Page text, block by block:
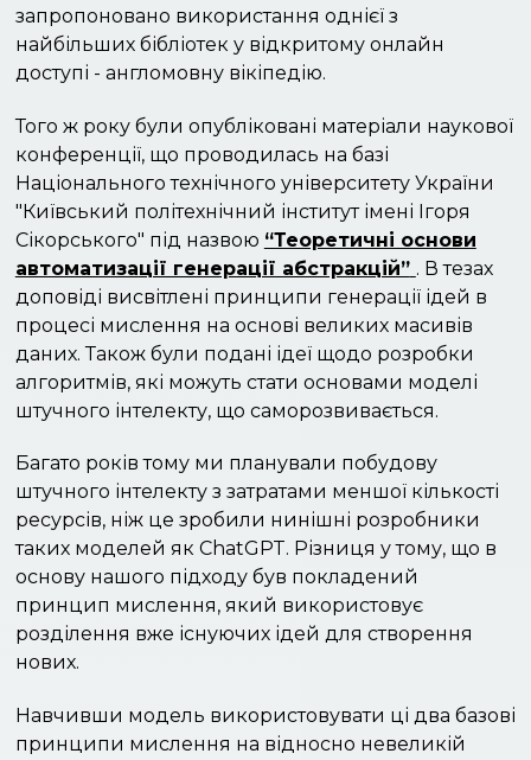
запропоновано використання однієї з
найбільших бібліотек у відкритому онлайн
доступі - англомовну вікіпедію.
Того ж року були опубліковані матеріали наукової
конференції, що проводилась на базі
Національного технічного університету України
"Київський політехнічний інститут імені Ігоря
Сікорського" під назвою “Теоретичні основи
автоматизації генерації абстракцій” . В тезах
доповіді висвітлені принципи генерації ідей в
процесі мислення на основі великих масивів
даних. Також були подані ідеї щодо розробки
алгоритмів, які можуть стати основами моделі
штучного інтелекту, що саморозвивається.
Багато років тому ми планували побудову
штучного інтелекту з затратами меншої кількості
ресурсів, ніж це зробили нинішні розробники
таких моделей як ChatGPT. Різниця у тому, що в
основу нашого підходу був покладений
принцип мислення, який використовує
розділення вже існуючих ідей для створення
нових.
Навчивши модель використовувати ці два базові
принципи мислення на відносно невеликій